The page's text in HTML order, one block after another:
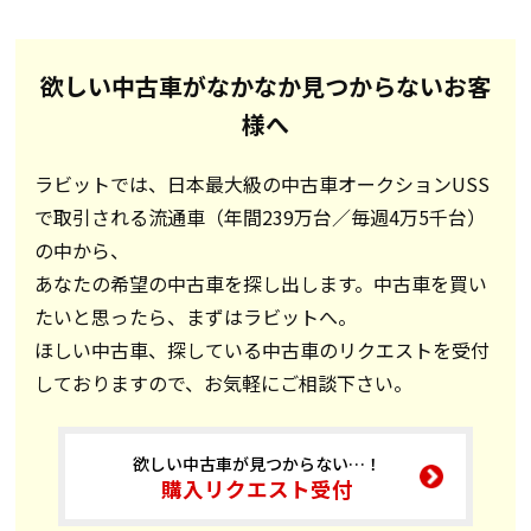
欲しい中古車がなかなか見つからないお客
様へ
ラビットでは、日本最大級の中古車オークションUSS
で取引される流通車（年間239万台／毎週4万5千台）
の中から、
あなたの希望の中古車を探し出します。中古車を買い
たいと思ったら、まずはラビットへ。
ほしい中古車、探している中古車のリクエストを受付
しておりますので、お気軽にご相談下さい。
欲しい中古車が見つからない…！
購入リクエスト受付